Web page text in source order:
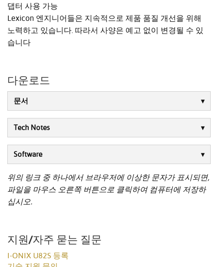
댑터 사용 가능
Lexicon 엔지니어들은 지속적으로 제품 품질 개선을 위해
노력하고 있습니다. 따라서 사양은 예고 없이 변경될 수 있
습니다
다운로드
문서
Tech Notes
Software
위의 링크 중 하나에서 브라우저에 이상한 문자가 표시되면,
파일을 마우스 오른쪽 버튼으로 클릭하여 컴퓨터에 저장하
십시오.
지원/자주 묻는 질문
I-ONIX U82S 등록